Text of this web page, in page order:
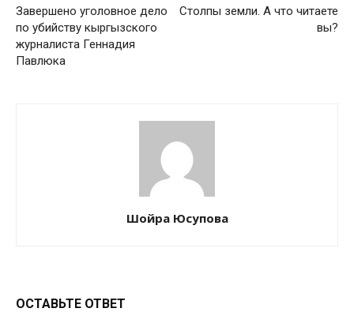
Завершено уголовное дело
по убийству кыргызского
журналиста Геннадия
Павлюка
Столпы земли. А что читаете
вы?
Шойра Юсупова
ОСТАВЬТЕ ОТВЕТ